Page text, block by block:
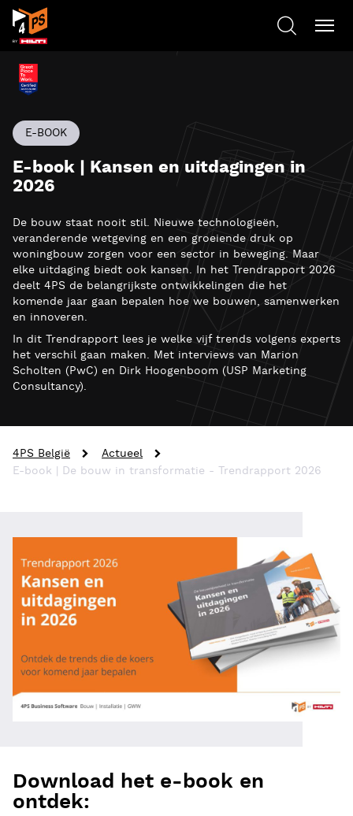
E-BOOK
E-book | Kansen en uitdagingen in
2026
De bouw staat nooit stil. Nieuwe technologieën,
veranderende wetgeving en een groeiende druk op
woningbouw zorgen voor een sector in beweging. Maar
elke uitdaging biedt ook kansen. In het Trendrapport 2026
deelt 4PS de belangrijkste ontwikkelingen die het
komende jaar gaan bepalen hoe we bouwen, samenwerken
en innoveren.
In dit Trendrapport lees je welke vijf trends volgens experts
het verschil gaan maken. Met interviews van Marion
Scholten (PwC) en Dirk Hoogenboom (USP Marketing
Consultancy).
4PS België
Actueel
E-book | De bouw in transformatie - Trendrapport 2026
Download het e-book en
ontdek: